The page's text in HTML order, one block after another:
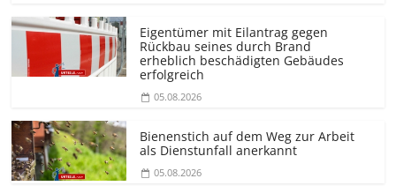
Eigentümer mit Eilantrag gegen
Rückbau seines durch Brand
erheblich beschädigten Gebäudes
erfolgreich
05.08.2026
Bienenstich auf dem Weg zur Arbeit
als Dienstunfall anerkannt
05.08.2026